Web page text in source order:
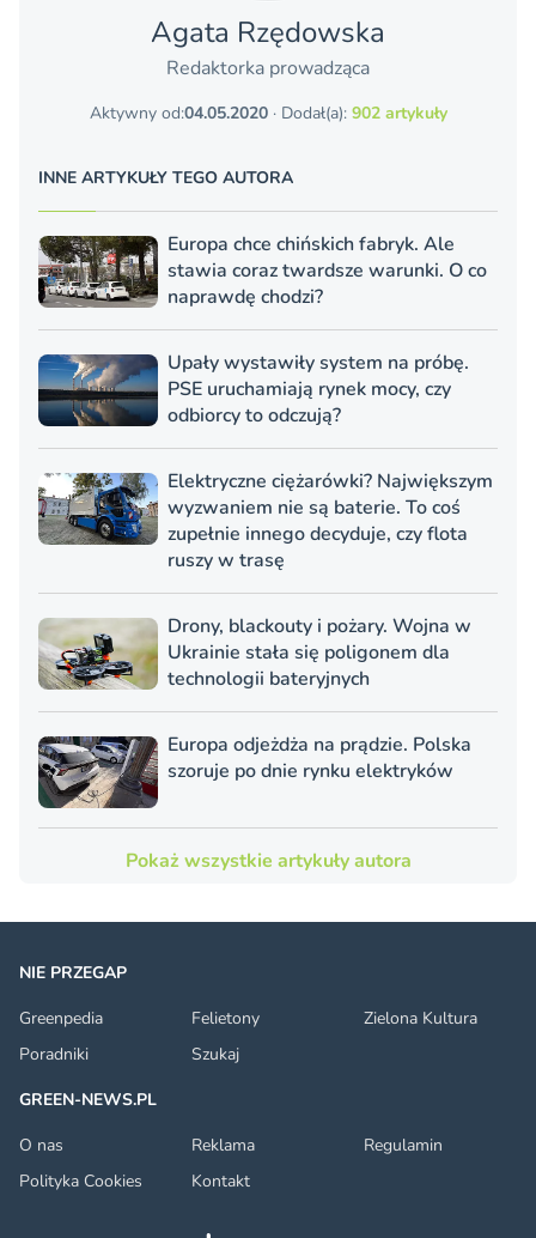
Agata Rzędowska
Redaktorka prowadząca
Aktywny od:04.05.2020· Dodał(a): 902 artykuły
INNE ARTYKUŁY TEGO AUTORA
Europa chce chińskich fabryk. Ale
stawia coraz twardsze warunki. O co
naprawdę chodzi?
Upały wystawiły system na próbę.
PSE uruchamiają rynek mocy, czy
odbiorcy to odczują?
Elektryczne ciężarówki? Największym
wyzwaniem nie są baterie. To coś
zupełnie innego decyduje, czy flota
ruszy w trasę
Drony, blackouty i pożary. Wojna w
Ukrainie stała się poligonem dla
technologii bateryjnych
Europa odjeżdża na prądzie. Polska
szoruje po dnie rynku elektryków
Pokaż wszystkie artykuły autora
NIE PRZEGAP
Greenpedia
Felietony
Zielona Kultura
Poradniki
Szukaj
GREEN-NEWS.PL
O nas
Reklama
Regulamin
Polityka Cookies
Kontakt